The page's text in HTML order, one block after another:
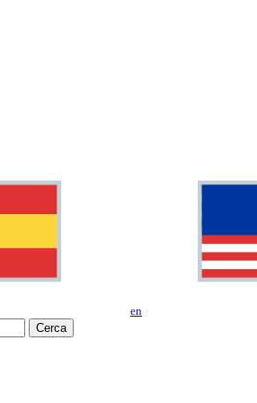
en
Cerca